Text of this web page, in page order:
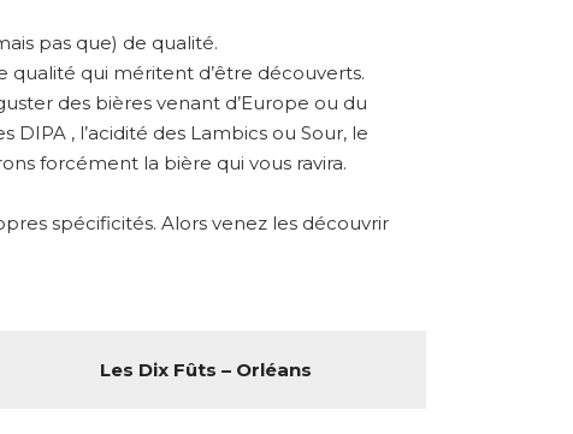
pas que) de qualité.
qualité qui méritent d’être découverts.
des bières venant d’Europe ou du
, l’acidité des Lambics ou Sour, le
forcément la bière qui vous ravira.
spécificités. Alors venez les découvrir
Les Dix Fûts – Orléans